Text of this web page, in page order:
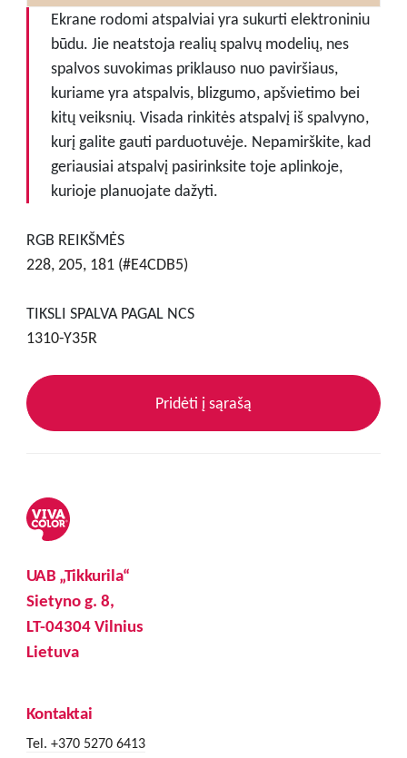
Ekrane rodomi atspalviai yra sukurti elektroniniu
būdu. Jie neatstoja realių spalvų modelių, nes
spalvos suvokimas priklauso nuo paviršiaus,
kuriame yra atspalvis, blizgumo, apšvietimo bei
kitų veiksnių. Visada rinkitės atspalvį iš spalvyno,
kurį galite gauti parduotuvėje. Nepamirškite, kad
geriausiai atspalvį pasirinksite toje aplinkoje,
kurioje planuojate dažyti.
RGB REIKŠMĖS
228, 205, 181 (#E4CDB5)
TIKSLI SPALVA PAGAL NCS
1310-Y35R
Pridėti į sąrašą
UAB „Tikkurila“
Sietyno g. 8,
LT-04304 Vilnius
Lietuva
Kontaktai
Tel. +370 5270 6413